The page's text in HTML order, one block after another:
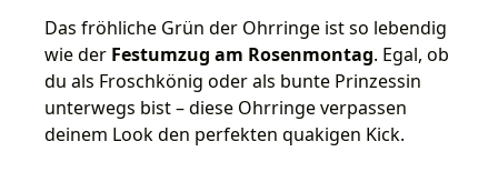
Das fröhliche Grün der Ohrringe ist so lebendig
wie der Festumzug am Rosenmontag. Egal, ob
du als Froschkönig oder als bunte Prinzessin
unterwegs bist – diese Ohrringe verpassen
deinem Look den perfekten quakigen Kick.